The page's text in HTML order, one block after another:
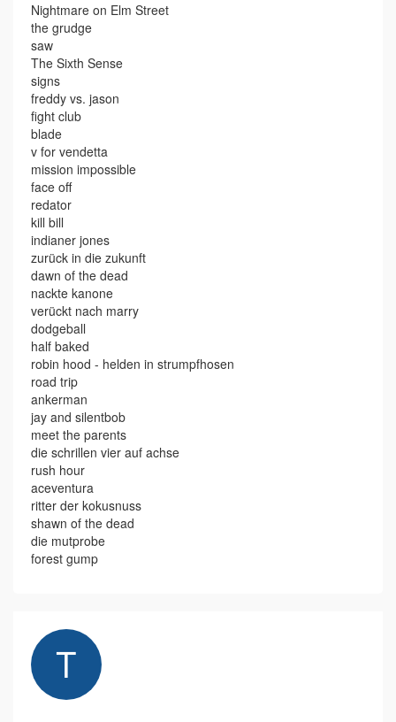
Nightmare on Elm Street
the grudge
saw
The Sixth Sense
signs
freddy vs. jason
fight club
blade
v for vendetta
mission impossible
face off
redator
kill bill
indianer jones
zurück in die zukunft
dawn of the dead
nackte kanone
verückt nach marry
dodgeball
half baked
robin hood - helden in strumpfhosen
road trip
ankerman
jay and silentbob
meet the parents
die schrillen vier auf achse
rush hour
aceventura
ritter der kokusnuss
shawn of the dead
die mutprobe
forest gump